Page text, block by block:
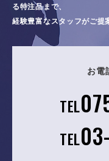
る特注品まで、
経験豊富なスタッフがご提
お電
TEL
TEL